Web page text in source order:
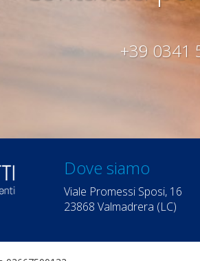
+39 0341
Dove siamo
Viale Promessi Sposi, 16
23868 Valmadrera (LC)